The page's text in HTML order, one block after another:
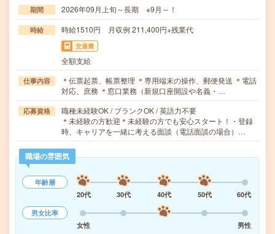
期間 2026年09月上旬～長期 ※9月～！
時給 時給1510円 月収例 211,400円+残業代
交通費
全額支給
仕事内容
＊伝票起票、帳票整理 ＊専用端末の操作、郵便発送 ＊電話
対応、庶務 ＊窓口業務（新規口座開設や名義・…
応募資格
職種未経験OK / ブランクOK / 英語力不要
＊未経験の方歓迎＊未経験の方でも安心スタート！・登録
時、キャリアを一緒に考える面談（電話面談の場合）…
職場の雰囲気
年齢層
20代
30代 40代 50代
60代
男女比率
女性
男性